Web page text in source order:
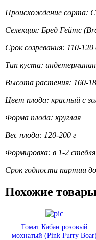
Происхождение сорта:
Селекция: Бред Гейтс
Срок созревания: 110-120
Тип куста:
Высота растения: 160-
Цвет плода: красный с
Форма плода: круглая
Вес плода: 120-200 г
Формировка: в 1-2 стебля
Срок годности партии
Похожие товары
Томат Кабан розовый
мохнатый (Pink Furry Boar)